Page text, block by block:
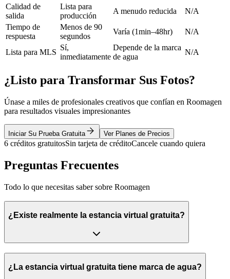
Calidad de
salida
Lista para
producción
A menudo reducida
N/A
Tiempo de
respuesta
Menos de 90
segundos
Varía (1min–48hr) N/A
Lista para MLS
Sí,
inmediatamente
Depende de la marca
de agua
N/A
¿Listo para Transformar Sus Fotos?
Únase a miles de profesionales creativos que confían en Roomagen
para resultados visuales impresionantes
Iniciar Su Prueba Gratuita Ver Planes de Precios
6 créditos gratuitosSin tarjeta de créditoCancele cuando quiera
Preguntas Frecuentes
Todo lo que necesitas saber sobre Roomagen
¿Existe realmente la estancia virtual gratuita?
¿La estancia virtual gratuita tiene marca de agua?